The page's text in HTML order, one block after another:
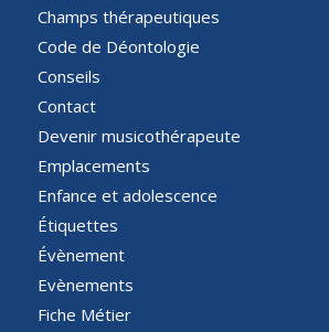
Champs thérapeutiques
Code de Déontologie
Conseils
Contact
Devenir musicothérapeute
Emplacements
Enfance et adolescence
Étiquettes
Évènement
Evènements
Fiche Métier